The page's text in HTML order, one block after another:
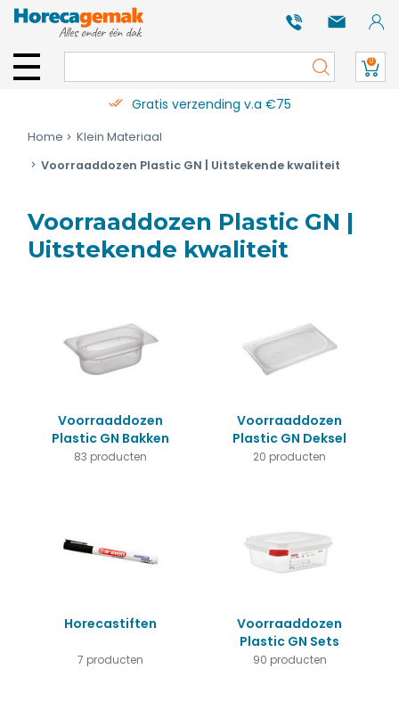
0
Gratis verzending v.a €75
Home
Klein Materiaal
Voorraaddozen Plastic GN | Uitstekende kwaliteit
Voorraaddozen Plastic GN |
Uitstekende kwaliteit
Voorraaddozen
Plastic GN Bakken
83 producten
Voorraaddozen
Plastic GN Deksel
20 producten
Horecastiften
7 producten
Voorraaddozen
Plastic GN Sets
90 producten